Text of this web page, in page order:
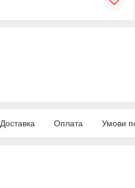
Доставка Оплата Умови